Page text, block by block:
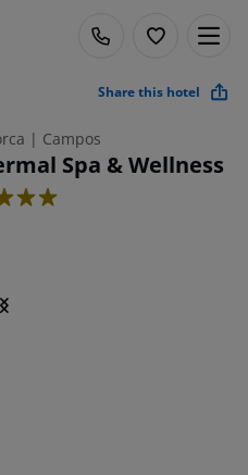
Share this hotel
| Campos
Spa & Wellness